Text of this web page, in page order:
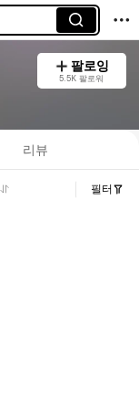
팔로잉
5.5K 팔로워
리뷰
필터